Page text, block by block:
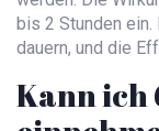
bis 2 Stunden
dauern, und die
Kann ich